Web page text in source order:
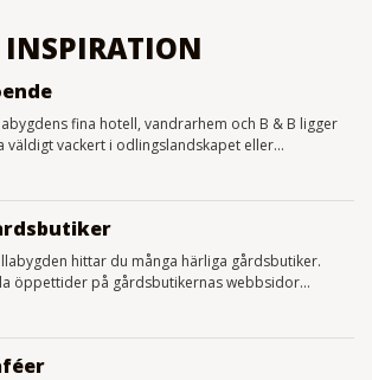
INSPIRATION
fina hotell, vandrarhem och B & B ligger
väldigt vackert i odlingslandskapet eller...
hittar du många härliga gårdsbutiker.
öppettider på gårdsbutikernas webbsidor...